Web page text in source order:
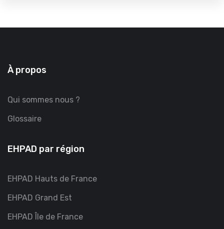
À propos
Qui sommes nous ?
Glossaire
EHPAD par région
EHPAD Hauts de France
EHPAD Grand Est
EHPAD Île de France